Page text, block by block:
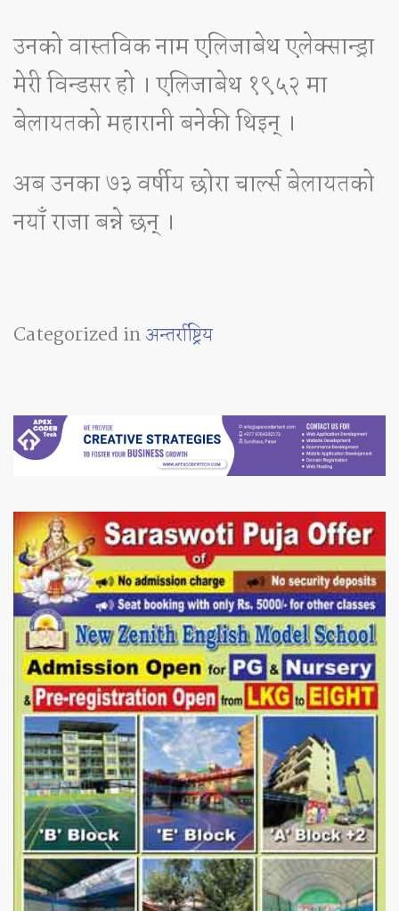
उनको वास्तविक नाम एलिजाबेथ एलेक्सान्ड्रा
मेरी विन्डसर हो । एलिजाबेथ १९५२ मा
बेलायतको महारानी बनेकी थिइन् ।
अब उनका ७३ वर्षीय छोरा चार्ल्स बेलायतको
नयाँ राजा बन्ने छन् ।
Categorized inअन्तर्राष्ट्रिय